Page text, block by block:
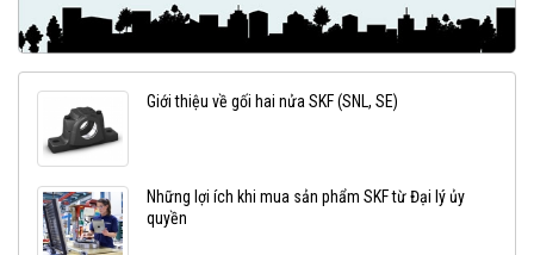
Giới thiệu về gối hai nửa SKF (SNL, SE)
Những lợi ích khi mua sản phẩm SKF từ Đại lý ủy
quyền